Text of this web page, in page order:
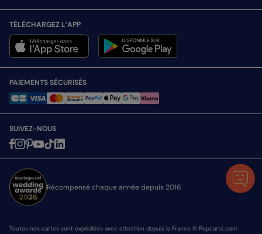
TÉLÉCHARGEZ L’APP
PAIEMENTS SÉCURISÉS
SUIVEZ-NOUS
Récompensé chaque année depuis 2016
Toutes nos cartes sont expédiées avec attention depuis la France © Popcarte.com